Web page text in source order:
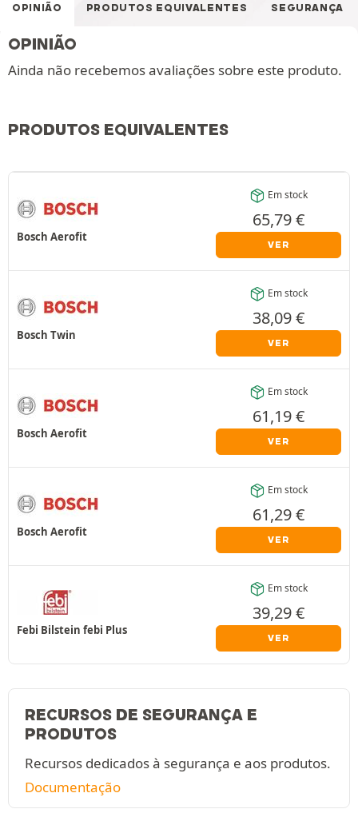
OPINIÃO PRODUTOS EQUIVALENTES SEGURANÇA
OPINIÃO
Ainda não recebemos avaliações sobre este produto.
PRODUTOS EQUIVALENTES
Bosch Aerofit
Em stock
65,79€
VER
Bosch Twin
Em stock
38,09€
VER
Bosch Aerofit
Em stock
61,19€
VER
Bosch Aerofit
Em stock
61,29€
VER
Febi Bilstein febi Plus
Em stock
39,29€
VER
RECURSOS DE SEGURANÇA E
PRODUTOS
Recursos dedicados à segurança e aos produtos.
Documentação